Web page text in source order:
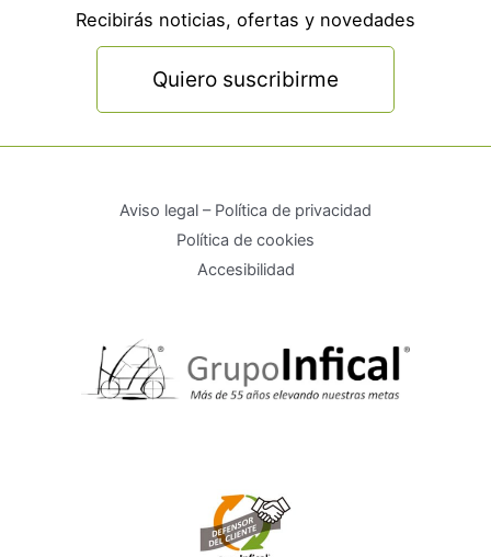
Recibirás noticias, ofertas y novedades
Quiero suscribirme
Aviso legal – Política de privacidad
Política de cookies
Accesibilidad